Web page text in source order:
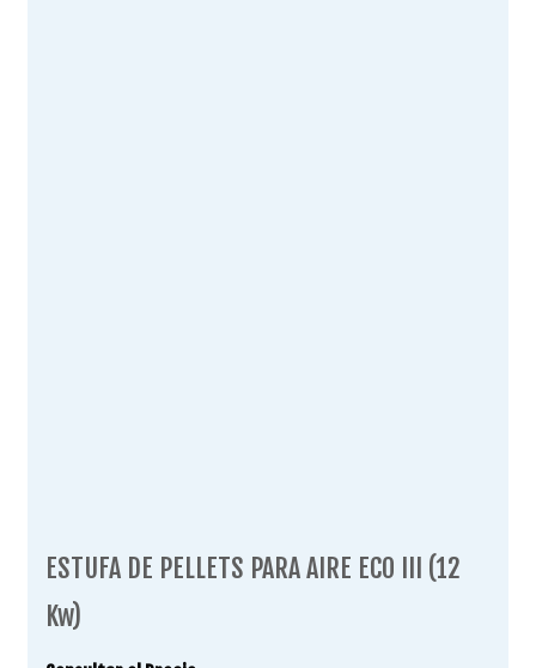
ESTUFA DE PELLETS PARA AIRE ECO III (12
Kw)